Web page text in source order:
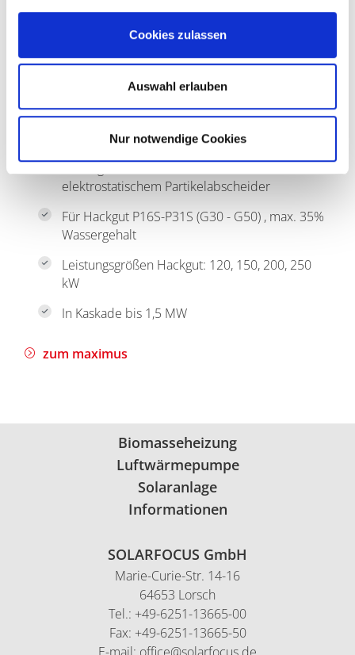
Cookies zulassen
Auswahl erlauben
Nur notwendige Cookies
M und L – der leistungsstarke
Biomassekessel
Industrieller Vorschubrost
Niedrigste Emissionswerte dank
elektrostatischem Partikelabscheider
Für Hackgut P16S-P31S (G30 - G50) , max. 35%
Wassergehalt
Leistungsgrößen Hackgut: 120, 150, 200, 250
kW
In Kaskade bis 1,5 MW
zum maximus
Biomasseheizung
Luftwärmepumpe
Solaranlage
Informationen
SOLARFOCUS GmbH
Marie-Curie-Str. 14-16
64653 Lorsch
Tel.: +49-6251-13665-00
Fax: +49-6251-13665-50